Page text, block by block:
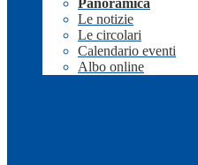
Panoramica
Le notizie
Le circolari
Calendario eventi
Albo online